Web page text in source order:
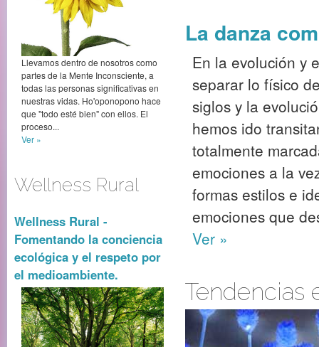
Llevamos dentro de nosotros como
partes de la Mente Inconsciente, a
todas las personas significativas en
nuestras vidas. Ho'oponopono hace
que "todo esté bien" con ellos. El
proceso...
Ver »
Wellness Rural
Wellness Rural -
Fomentando la conciencia
ecológica y el respeto por
el medioambiente.
La danza
En la evolución y
separar lo físico
siglos y la
hemos ido
totalmente
emociones a la
formas estilos e
emociones que
Ver »
Tendencias